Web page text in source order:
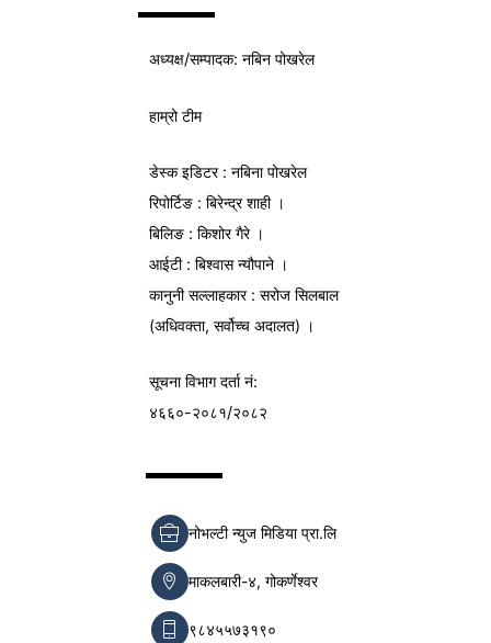
अध्यक्ष/सम्पादक: नबिन पोखरेल
हाम्रो टीम
डेस्क इडिटर : नबिना पोखरेल
रिपोर्टिङ : बिरेन्द्र शाही ।
बिलिङ : किशोर गैरे ।
आईटी : बिश्वास न्यौपाने ।
कानुनी सल्लाहकार : सरोज सिलबाल
(अधिवक्ता, सर्वोच्च अदालत) ।
सूचना विभागदर्ता नं:
४६६०-२०८१/२०८२
नोभल्टी न्युज मिडिया प्रा.लि
माकलबारी-४, गोकर्णेश्वर
९८४५५७३१९०